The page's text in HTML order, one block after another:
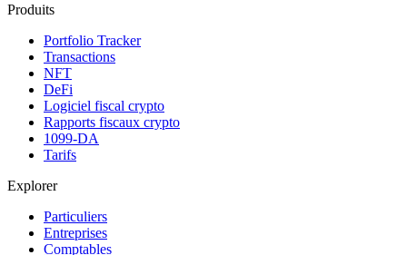
Produits
Portfolio Tracker
Transactions
NFT
DeFi
Logiciel fiscal crypto
Rapports fiscaux crypto
1099-DA
Tarifs
Explorer
Particuliers
Entreprises
Comptables